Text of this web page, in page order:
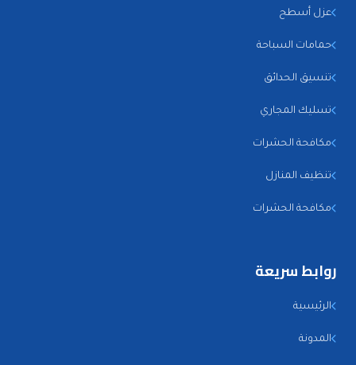
عزل أسطح
حمامات السباحة
تنسيق الحدائق
تسليك المجاري
مكافحة الحشرات
تنظيف المنازل
مكافحة الحشرات
روابط سريعة
الرئيسية
المدونة